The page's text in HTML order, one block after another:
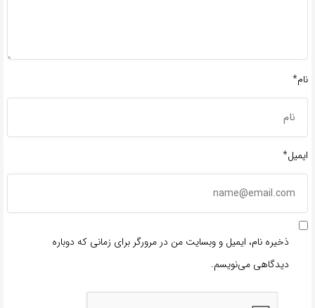
نام*
ایمیل*
ذخیره نام، ایمیل و وبسایت من در مرورگر برای زمانی که دوباره
دیدگاهی می‌نویسم.